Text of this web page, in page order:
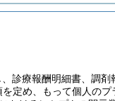
、診療報酬明細書、調
定め、もって個人の